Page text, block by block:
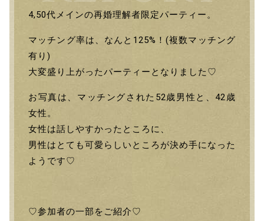
4,50代メインの再婚理解者限定パーティー。
マッチング率は、なんと125%！(複数マッチング
有り)
大変盛り上がったパーティーとなりました♡
お写真は、マッチングされた52歳男性と、42歳
女性。
女性は話しやすかったところに、
男性はとても可愛らしいところが決め手になった
ようです♡
♡参加者の一部をご紹介♡